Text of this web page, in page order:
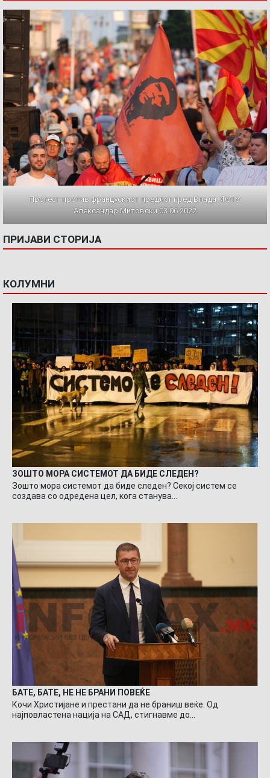
Протест против францускиот предлог пред Влада. Фото:
Александар Митовски,03.06.2022
ПРИЈАВИ СТОРИЈА
КОЛУМНИ
ЗОШТО МОРА СИСТЕМОТ ДА БИДЕ СЛЕДЕН?
Зошто мора системот да биде следен? Секој систем се
создава со одредена цел, кога станува…
БАТЕ, БАТЕ, НЕ НЕ БРАНИ ПОВЕЌЕ
Кочи Христијане и престани да не браниш веќе. Од
најповластена нација на САД, стигнавме до…